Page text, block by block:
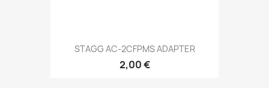
STAGG AC-2CFPMS ADAPTER
2,00 €